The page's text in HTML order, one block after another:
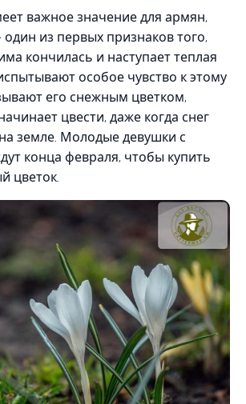
важное значение для армян,
один из первых признаков того,
кончилась и наступает теплая
особое чувство к этому
его снежным цветком,
цвести, даже когда снег
земле. Молодые девушки с
конца февраля, чтобы купить
цветок.